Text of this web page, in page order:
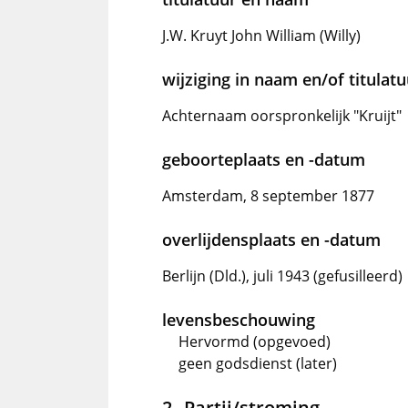
J.W. Kruyt John William (Willy)
wijziging in naam en/of
Achternaam oorspronkelijk "Kruijt"
geboorteplaats en -datum
Amsterdam, 8 september 1877
overlijdensplaats en -datum
Berlijn (Dld.), juli 1943 (gefusilleerd)
levensbeschouwing
Hervormd (opgevoed)
geen godsdienst (later)